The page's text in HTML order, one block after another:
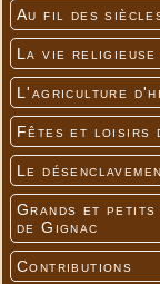
Au fil des
La vie religieuse
L'agriculture
Fêtes et loisirs
Le
Grands et petits
de Gignac
Contributions